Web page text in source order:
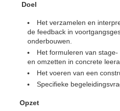
Doel
Het verzamelen en
de feedback in
onderbouwen.
Het formuleren van
en omzetten in concrete
Het voeren van een
Specifieke
Opzet